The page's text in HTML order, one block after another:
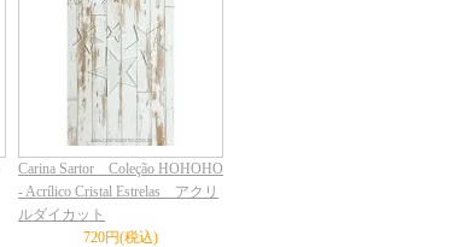
Carina Sartor Coleção HOHOHO
- Acrílico Cristal Estrelas アクリ
ルダイカット
720円(税込)